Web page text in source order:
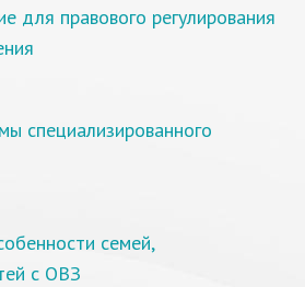
для правового регулирования
специализированного
семей,
с ОВЗ